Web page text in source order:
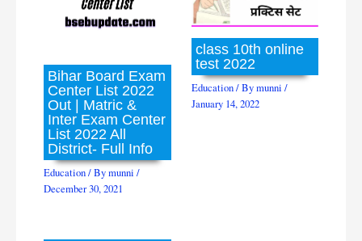
Bihar Board Exam
Center List 2022
Out | Matric &
Inter Exam Center
List 2022 All
District- Full Info
Education/ Bymunni/
December 30, 2021
class 10th online
test 2022
Education/ Bymunni /
January 14, 2022